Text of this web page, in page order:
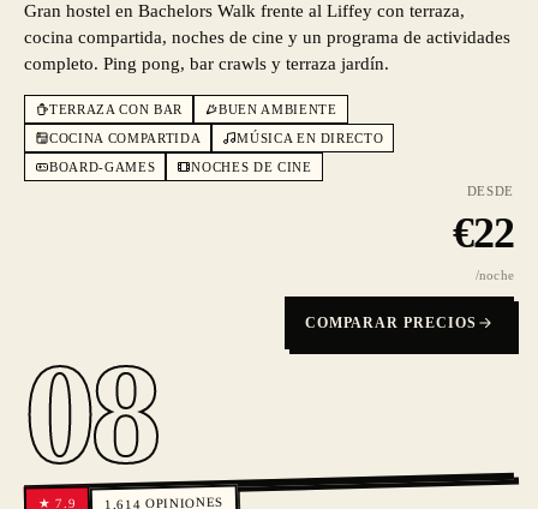
Gran hostel en Bachelors Walk frente al Liffey con terraza,
cocina compartida, noches de cine y un programa de actividades
completo. Ping pong, bar crawls y terraza jardín.
TERRAZA CON BAR
BUEN AMBIENTE
COCINA COMPARTIDA
MÚSICA EN DIRECTO
BOARD-GAMES
NOCHES DE CINE
DESDE
€22
/noche
COMPARAR PRECIOS
08
★7.9 1,614 OPINIONES